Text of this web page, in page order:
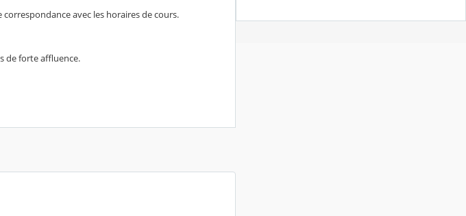
avec les horaires de cours.
de forte affluence.